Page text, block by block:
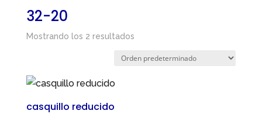
32-20
Mostrando los 2 resultados
casquillo reducido